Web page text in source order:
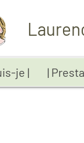
je | |